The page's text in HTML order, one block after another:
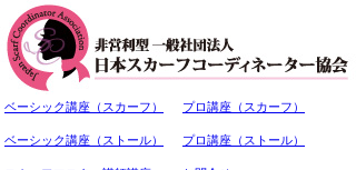
ベーシック講座（スカーフ） プロ講座（スカーフ）
ベーシック講座（ストール） プロ講座（ストール）